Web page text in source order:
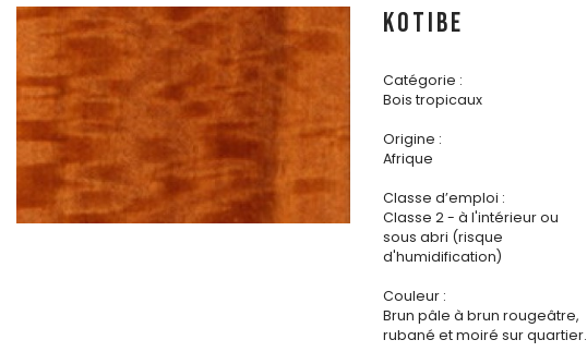
KOTIBE
Catégorie :
Bois tropicaux
Origine :
Afrique
Classe d’emploi :
Classe 2 - à l'intérieur ou
sous abri (risque
d'humidification)
Couleur :
Brun pâle à brun rougeâtre,
rubané et moiré sur quartier.